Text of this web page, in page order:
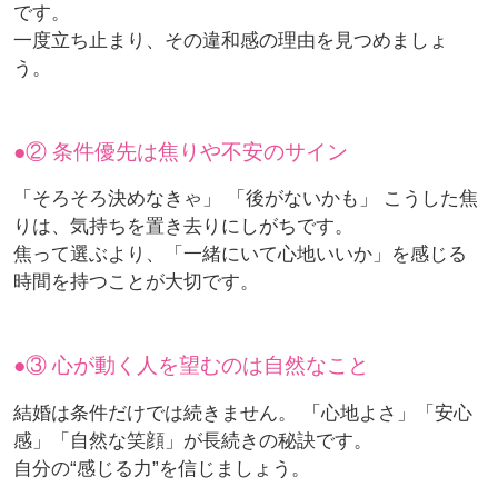
です。
一度立ち止まり、その違和感の理由を見つめましょ
う。
② 条件優先は焦りや不安のサイン
「そろそろ決めなきゃ」 「後がないかも」 こうした焦
りは、気持ちを置き去りにしがちです。
焦って選ぶより、「一緒にいて心地いいか」を感じる
時間を持つことが大切です。
③ 心が動く人を望むのは自然なこと
結婚は条件だけでは続きません。 「心地よさ」「安心
感」「自然な笑顔」が長続きの秘訣です。
自分の“感じる力”を信じましょう。